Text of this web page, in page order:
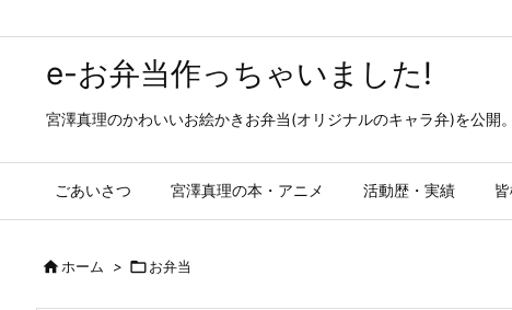
e-お弁当作っちゃいました!
宮澤真理のかわいいお絵かきお弁当(オリジナルのキャラ弁)を公
ごあいさつ 宮澤真理の本・アニメ 活動歴・実績
ホーム > お弁当